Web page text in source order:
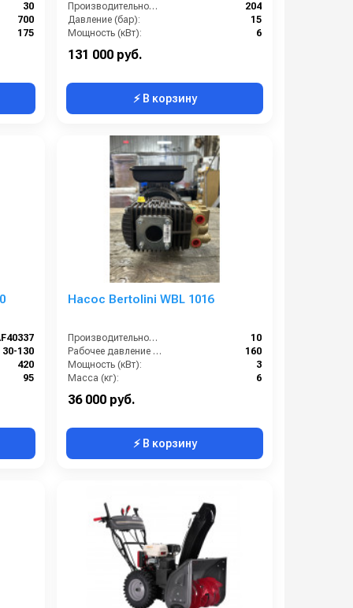
30
700
175
Производительность (л/мин):
204
Давление (бар):
15
Мощность (кВт):
6
131 000 руб.
⚡ В корзину
30-130
420
95
Насос Bertolini WBL 1016
Производительность (л/мин):
10
Рабочее давление (бар):
160
Мощность (кВт):
3
Масса (кг):
6
36 000 руб.
⚡ В корзину